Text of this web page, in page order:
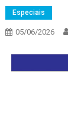
Especiais
05/06/2026